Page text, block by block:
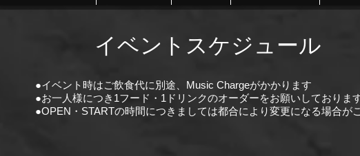
​イベントスケジュール
●イベント時はご飲食代に別途、Music Chargeがかかります
●お一人様につき1フード・1ドリンクのオーダーをお願いしておりま
●OPEN・STARTの時間につきましては都合により変更になる場合が